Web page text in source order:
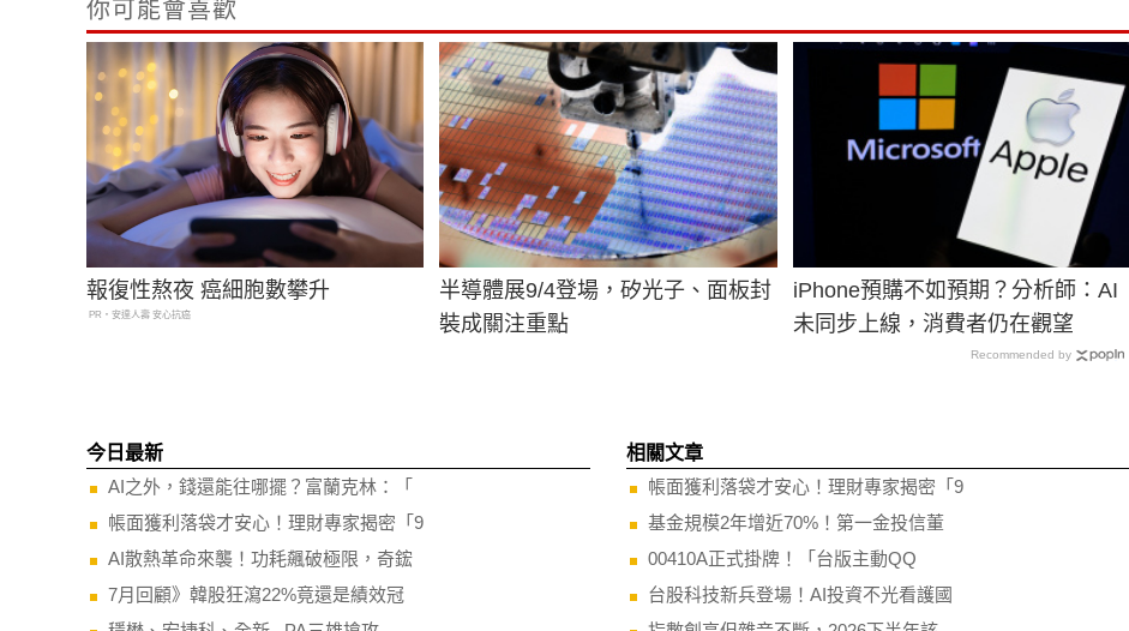
你可能會喜歡
報復性熬夜 癌細胞數攀升
PR・安達人壽 安心抗癌
半導體展9/4登場，矽光子、面板封
裝成關注重點
iPhone預購不如預期？分析師：AI
未同步上線，消費者仍在觀望
Recommended by
今日最新
AI之外，錢還能往哪擺？富蘭克林：「
帳面獲利落袋才安心！理財專家揭密「9
AI散熱革命來襲！功耗飆破極限，奇鋐
7月回顧》韓股狂瀉22%竟還是績效冠
相關文章
帳面獲利落袋才安心！理財專家揭密「9
基金規模2年增近70%！第一金投信董
00410A正式掛牌！「台版主動QQ
台股科技新兵登場！AI投資不光看護國